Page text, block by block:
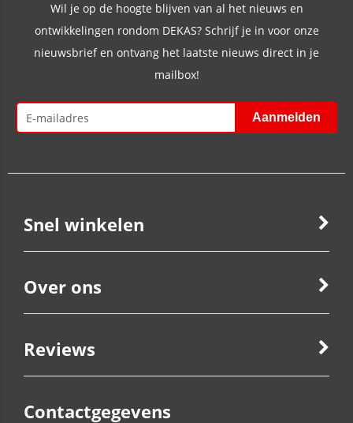
Wil je op de hoogte blijven van al het nieuws en
ontwikkelingen rondom DEKAS? Schrijf je in voor onze
nieuwsbrief en ontvang het laatste nieuws direct in je
mailbox!
Snel winkelen
Over ons
Reviews
Contactgegevens